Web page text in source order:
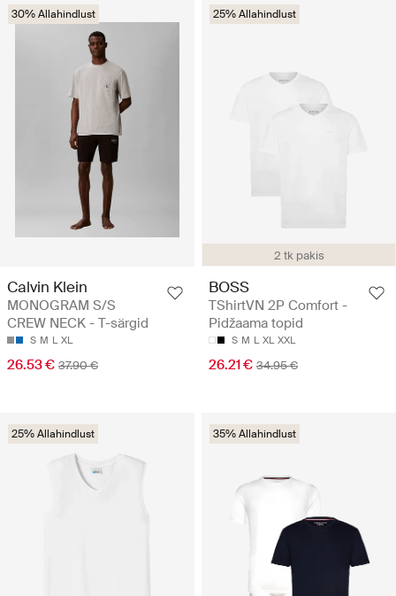
30% Allahindlust
Calvin Klein
MONOGRAM S/S
CREW NECK - T-särgid
S M L XL
26.53 € 37.90 €
2 tk pakis
25% Allahindlust
BOSS
TShirtVN 2P Comfort -
Pidžaama topid
S M L XL XXL
26.21 € 34.95 €
25% Allahindlust 35% Allahindlust